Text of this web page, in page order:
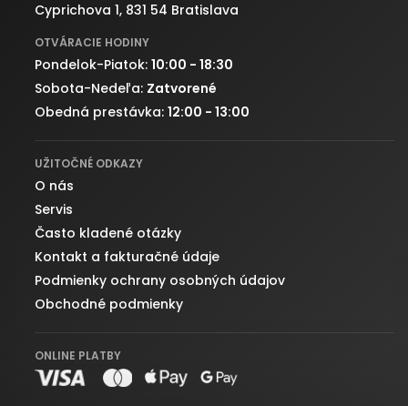
Cyprichova 1, 831 54 Bratislava
OTVÁRACIE HODINY
Pondelok-Piatok: 10:00 - 18:30
Sobota-Nedeľa: Zatvorené
Obedná prestávka: 12:00 - 13:00
UŽITOČNÉ ODKAZY
O nás
Servis
Často kladené otázky
Kontakt a fakturačné údaje
Podmienky ochrany osobných údajov
Obchodné podmienky
ONLINE PLATBY